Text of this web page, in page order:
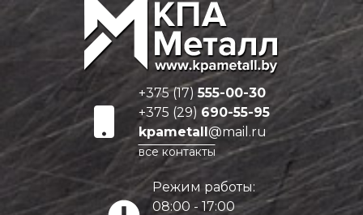
+375 (17)555-00-30
+375 (29) 690-55-95
kpametall@mail.ru
все контакты
Режим работы:
08:00 - 17:00